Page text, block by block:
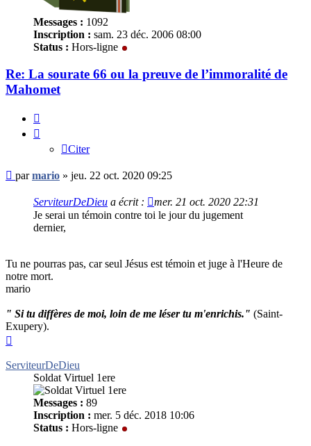
Messages : 1092
Inscription : sam. 23 déc. 2006 08:00
Status : Hors-ligne
Re: La sourate 66 ou la preuve de l’immoralité de
Mahomet
Citer
Message
non
parmario » jeu. 22 oct. 2020 09:25
ServiteurDeDieu a écrit :
mer. 21 oct. 2020 22:31
Je serai un témoin contre toi le jour du jugement
dernier,
Tu ne pourras pas, car seul Jésus est témoin et juge à l'Heure de
notre mort.
mario
" Si tu diffères de moi, loin de me léser tu m'enrichis." (Saint-
Exupery).
ServiteurDeDieu
Soldat Virtuel 1ere
Messages : 89
Inscription : mer. 5 déc. 2018 10:06
Status : Hors-ligne